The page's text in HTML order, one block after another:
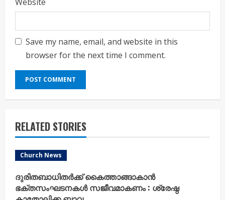
Save my name, email, and website in this
browser for the next time I comment.
RELATED STORIES
Church News
ദുരിതബാധിതർക്ക് കൈത്താങ്ങാകാൻ
ഭക്തസംഘടനകൾ സജീവമാകണം : ശ്രേഷ്ഠ